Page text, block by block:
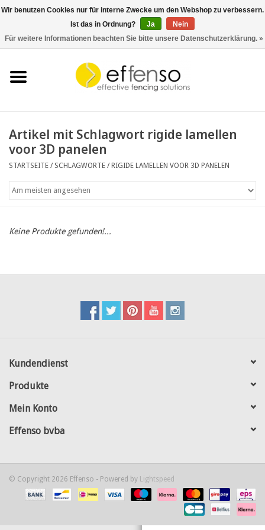
Beleuchtung
Solar
Artikel mit Schlagwort rigide lamellen
voor 3D panelen
STARTSEITE / SCHLAGWORTE /RIGIDE LAMELLEN VOOR 3D PANELEN
Keine Produkte gefunden!...
Kundendienst
Produkte
Mein Konto
Effenso bvba
© Copyright 2026 Effenso - Powered by Lightspeed
Wir benutzen Cookies nur für interne Zwecke um den Webshop zu verbessern.
Ist das in Ordnung?
Ja
Nein
Für weitere Informationen beachten Sie bitte unsere Datenschutzerklärung. »